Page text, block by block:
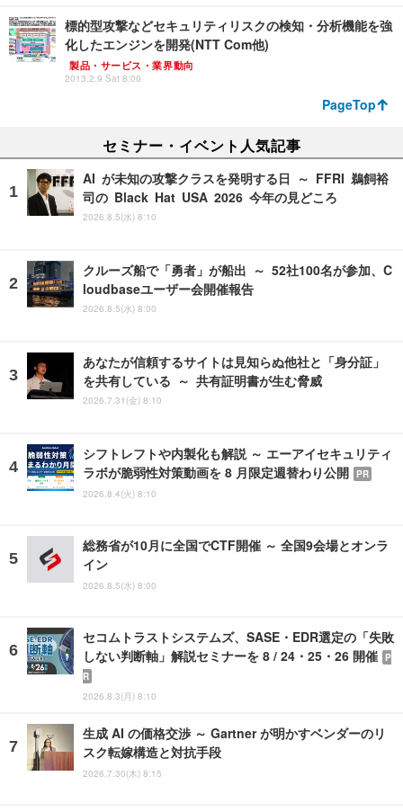
標的型攻撃などセキュリティリスクの検知・分析機能を強
化したエンジンを開発(NTT Com他)
製品・サービス・業界動向
2013.2.9 Sat 8:00
PageTop
セミナー・イベント人気記事
AI が未知の攻撃クラスを発明する日 ～ FFRI 鵜飼裕
司の Black Hat USA 2026 今年の見どころ
2026.8.5(水) 8:10
クルーズ船で「勇者」が船出 ～ 52社100名が参加、C
loudbaseユーザー会開催報告
2026.8.5(水) 8:00
あなたが信頼するサイトは見知らぬ他社と「身分証」
を共有している ～ 共有証明書が生む脅威
2026.7.31(金) 8:10
シフトレフトや内製化も解説 ～ エーアイセキュリティ
ラボが脆弱性対策動画を 8 月限定週替わり公開 PR
2026.8.4(火) 8:10
総務省が10月に全国でCTF開催 ～ 全国9会場とオンラ
イン
2026.8.5(水) 8:00
セコムトラストシステムズ、SASE・EDR選定の「失敗
しない判断軸」解説セミナーを 8 / 24・25・26 開催 P
R
2026.8.3(月) 8:10
生成 AI の価格交渉 ～ Gartner が明かすベンダーのリ
スク転嫁構造と対抗手段
2026.7.30(木) 8:15